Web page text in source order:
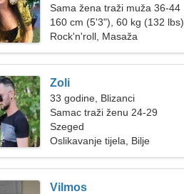
Sama žena traži muža 36-44
160 cm (5'3"), 60 kg (132 lbs)
Rock'n'roll, Masaža
Zoli
33 godine, Blizanci
Samac traži ženu 24-29
Szeged
Oslikavanje tijela, Bilje
Vilmos